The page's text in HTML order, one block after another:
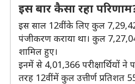
इस बार कैसा रहा
इस साल 12वीं के लिए कुल 7,29,426
पंजीकरण कराया था। कुल 7,27,044
शामिल हुए।
इनमें से 4,01,366 परीक्षार्थियों ने
तरह 12वीं में कुल उत्तीर्ण प्रतिशत